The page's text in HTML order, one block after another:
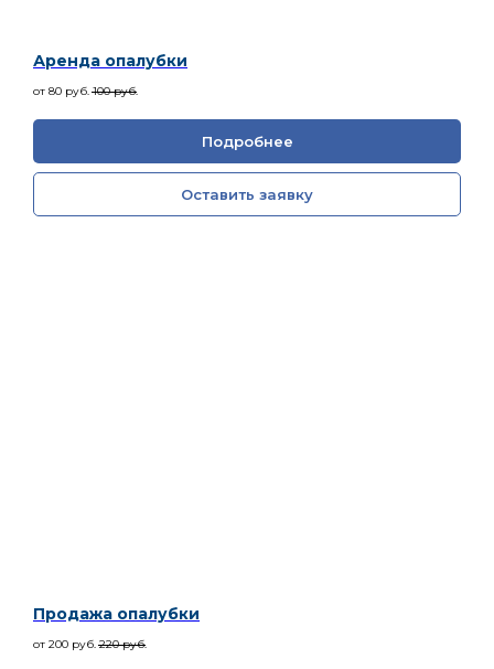
Аренда опалубки
от 80 руб. 100 руб.
Подробнее
Оставить заявку
Продажа опалубки
от 200 руб. 220 руб.